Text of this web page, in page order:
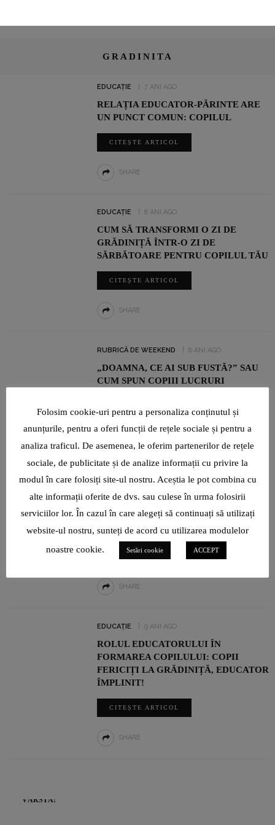
GRADINITA
EDUCAȚIE 7 ANI AGO
RELAȚIA EDUCATOR-PĂRINTE ARE
UN PUNCT COMUN: COPILUL
CITEȘTE ARTICOL
SHARE
EDUCAȚIE 8 ANI AGO
CUM SĂ TRANSFORMI O ZI DE
GRĂDINIȚĂ ÎNTR-O ZI DE
SĂRBĂTOARE PENTRU COPILUL TĂU
CITEȘTE ARTICOL
SHARE
RUBRICĂ DE WEEKEND 8 ANI AGO
„DOAMNA, CE AI SUB FUSTĂ?” SAU
CUM SPUN COPIII LUCRURI
CITEȘTE ARTICOL
SHARE
DRAGOSTE PURĂ. ADEVĂRATĂ.
CURATĂ. VEȘNICĂ
SHARE
EDUCAȚIE 9 ANI AGO
ROLUL EDUCATORULUI ÎN
FORMAREA COPILULUI: COPII
FERICIȚI LA GRĂDINIȚĂ, EDUCATOR
ÎMPLINIT!
CITEȘTE ARTICOL
SHARE
VÂRSTĂ!”
Folosim cookie-uri pentru a personaliza conținutul și
anunțurile, pentru a oferi funcții de rețele sociale și pentru a
analiza traficul. De asemenea, le oferim partenerilor de rețele
sociale, de publicitate și de analize informații cu privire la
modul în care folosiți site-ul nostru. Aceștia le pot combina cu
alte informații oferite de dvs. sau culese în urma folosirii
serviciilor lor. În cazul în care alegeți să continuați să utilizați
website-ul nostru, sunteți de acord cu utilizarea modulelor
noastre cookie.
Setări cookie ACCEPT